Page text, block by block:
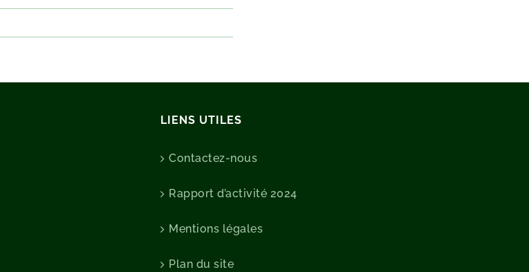
LIENS UTILES
Contactez-nous
Rapport d’activité 2024
Mentions légales
Plan du site